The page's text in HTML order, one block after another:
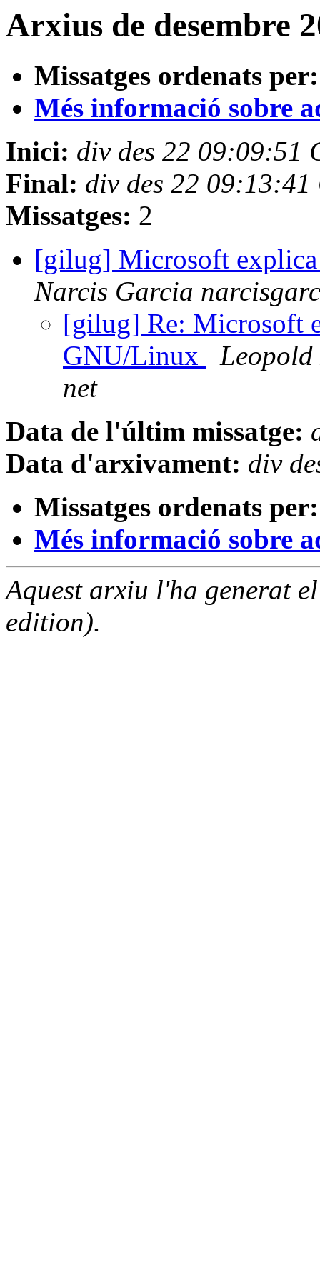
Arxius de desembre
Missatges ordenats per:
Més informació sobre
Inici: div des 22 09:09:51
Final: div des 22 09:13:41
Missatges: 2
[gilug] Microsoft
Narcis Garcia
[gilug] Re: Microsoft
GNU/Linux
Leopold
net
Data de l'últim missatge:
Data d'arxivament: div
Missatges ordenats per:
Més informació sobre
Aquest arxiu l'ha generat
edition).